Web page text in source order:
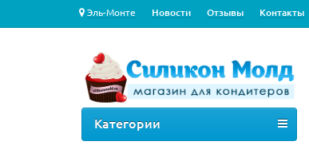
Эль-Монте Новости Отзывы Контакты
Категории